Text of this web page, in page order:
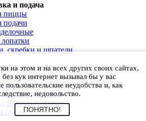
и подача
пиццы
подачи
скребки и шпатели
и хранение
гриля
инструментов
ухода и чистки
гриля
на этом и на всех других своих сайтах,
кук интернет вызывал бы у вас
пользовательские неудобства и, как
недовольство.
ПОНЯТНО!